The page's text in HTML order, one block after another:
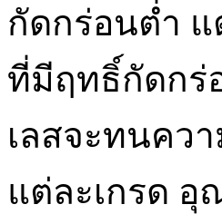
กัดกร่อนต่ำ
ที่มีฤทธิ์กัดกร่
เลสจะทนคว
แต่ละเกรด อุ